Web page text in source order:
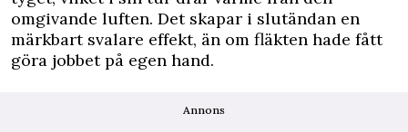
omgivande luften. Det skapar i slutändan en
märkbart svalare effekt, än om fläkten hade fått
göra jobbet på egen hand.
Annons